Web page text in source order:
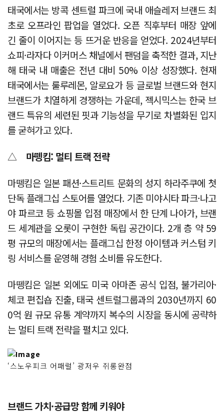
태국에서는 방콕 센트럴 파크에 국내 애슬레저 브랜드 최
초로 오프라인 팝업을 열었다. 오픈 직후부터 매장 앞에
긴 줄이 이어지는 등 뜨거운 반응을 얻었다. 2024년부터
쇼피·라자다 이커머스 채널에서 팬덤을 축적한 결과, 지난
해 태국 내 매출은 전년 대비 50% 이상 성장했다. 현재
태국에서는 룰루레몬, 알로요가 등 글로벌 브랜드와 현지
브랜드가 치열하게 경쟁하는 가운데, 젝시믹스는 한국 브
랜드 특유의 세련된 핏과 기능성을 무기로 차별화된 입지
를 굳혀가고 있다.
△ 마뗑킴: 멀티 트랙 전략
마뗑킴은 일본 패션·스트리트 문화의 성지 하라주쿠에 첫
단독 플래그십 스토어를 열었다. 기존 미야시타 파크·나고
야 파르코 등 쇼핑몰 입점 매장에서 한 단계 나아가, 브랜
드 세계관을 오롯이 구현한 독립 공간이다. 2개 층 약 59
평 규모의 매장에서는 플래그십 한정 아이템과 커스텀 키
링 서비스를 운영해 경험 소비를 유도한다.
마뗑킴은 일본 외에도 미국 아마존 공식 입점, 불가리아·
체코 편집숍 진출, 태국 센트럴그룹과의 2030년까지 60
0억 원 규모 유통 계약까지 복수의 시장을 동시에 공략하
는 멀티 트랙 전략을 펼치고 있다.
‘스노우피크 어패럴’ 광저우 쥐롱완점
브랜드 가치·공급망 함께 키워야